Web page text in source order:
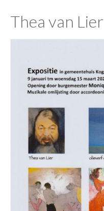
Thea van Lier